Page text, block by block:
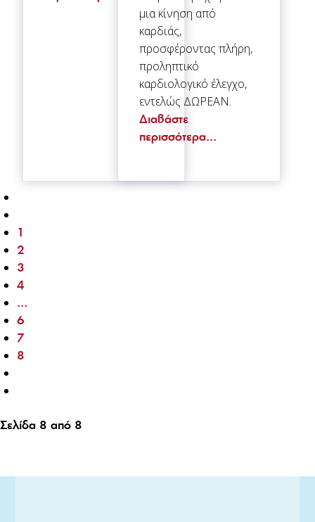
μια κίνηση από
καρδιάς,
προσφέροντας πλήρη,
προληπτικό
καρδιολογικό έλεγχο,
εντελώς ΔΩΡΕΑΝ.
Διαβάστε
περισσότερα...
1
2
3
4
...
6
7
8
Σελίδα 8 από 8